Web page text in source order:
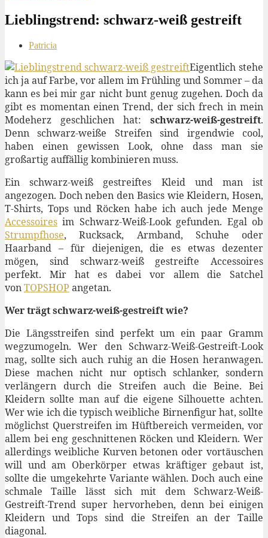
Lieblingstrend: schwarz-weiß gestreift
Patricia
Eigentlich stehe
ich ja auf Farbe, vor allem im Frühling und Sommer – da
kann es bei mir gar nicht bunt genug zugehen. Doch da
gibt es momentan einen Trend, der sich frech in mein
Modeherz geschlichen hat: schwarz-weiß-gestreift.
Denn schwarz-weiße Streifen sind irgendwie cool,
haben einen gewissen Look, ohne dass man sie
großartig auffällig kombinieren muss.
Ein schwarz-weiß gestreiftes Kleid und man ist
angezogen. Doch neben den Basics wie Kleidern, Hosen,
T-Shirts, Tops und Röcken habe ich auch jede Menge
Accessoires im Schwarz-Weiß-Look gefunden. Egal ob
Strumpfhose, Rucksack, Armband, Schuhe oder
Haarband – für diejenigen, die es etwas dezenter
mögen, sind schwarz-weiß gestreifte Accessoires
perfekt. Mir hat es dabei vor allem die Satchel
vonTOPSHOP angetan.
Wer trägt schwarz-weiß-gestreift wie?
Die Längsstreifen sind perfekt um ein paar Gramm
wegzumogeln. Wer den Schwarz-Weiß-Gestreift-Look
mag, sollte sich auch ruhig an die Hosen heranwagen.
Diese machen nicht nur optisch schlanker, sondern
verlängern durch die Streifen auch die Beine. Bei
Kleidern sollte man auf die eigene Silhouette achten.
Wer wie ich die typisch weibliche Birnenfigur hat, sollte
möglichst Querstreifen im Hüftbereich vermeiden, vor
allem bei eng geschnittenen Röcken und Kleidern. Wer
allerdings weibliche Kurven betonen oder vortäuschen
will und am Oberkörper etwas kräftiger gebaut ist,
sollte die umgekehrte Variante wählen. Doch auch eine
schmale Taille lässt sich mit dem Schwarz-Weiß-
Gestreift-Trend super hervorheben, denn bei einigen
Kleidern und Tops sind die Streifen an der Taille
diagonal.